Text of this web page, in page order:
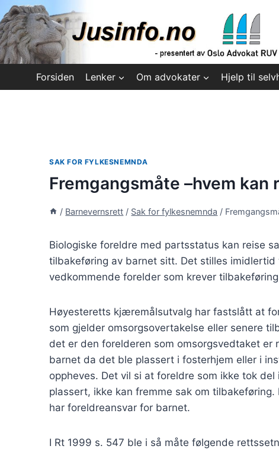
Skip
to
content
Forsiden Lenker Om advokater Hjelp til
SAK FOR FYLKESNEMNDA
Fremgangsmåte –hvem kan
/ Barnevernsrett / Sak for fylkesnemnda /
Biologiske foreldre med partsstatus kan reise
tilbakeføring av barnet sitt. Det stilles
vedkommende forelder som krever
Høyesteretts kjæremålsutvalg har fastslått at
som gjelder omsorgsovertakelse eller senere
det er den forelderen som omsorgsvedtaket
barnet da det ble plassert i fosterhjem eller i
oppheves. Det vil si at foreldre som ikke tok
plassert, ikke kan fremme sak om
har foreldreansvar for barnet.
I Rt 1999 s. 547 ble i så måte følgende